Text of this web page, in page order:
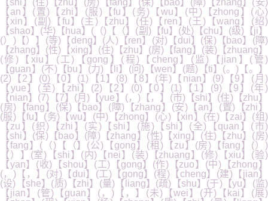
【shi】(住)【zhu】(房)【fang】(保)【bao】(障)【zhang】(安)
【an】(置)【zhi】(服)【fu】(务)【wu】(中)【zhong】(心)
【xin】(副)【fu】(主)【zhu】(任)【ren】(王)【wang】(绍)
【shao】(华)【hua】(（)【（】(副)【fu】(处)【chu】(级)【ji】
(）)【）】(等)【deng】(人)【ren】(对)【dui】(保)【bao】(障)
【zhang】(性)【xing】(住)【zhu】(房)【fang】(装)【zhuang】
(修)【xiu】(工)【gong】(程)【cheng】(监)【jian】(管)
【guan】(不)【bu】(力)【li】(问)【wen】(题)【ti】(。)【。】
(2)【2】(0)【0】(1)【1】(8)【8】(年)【nian】(9)【9】(月)
【yue】(至)【zhi】(2)【2】(0)【0】(1)【1】(9)【9】(年)
【nian】(7)【7】(月)【yue】(，)【，】(市)【shi】(住)【zhu】
(房)【fang】(保)【bao】(障)【zhang】(安)【an】(置)【zhi】
(服)【fu】(务)【wu】(中)【zhong】(心)【xin】(在)【zai】(组)
【zu】(织)【zhi】(实)【shi】(施)【shi】(全)【quan】(市)
【shi】(保)【bao】(障)【zhang】(性)【xing】(住)【zhu】(房)
【fang】(（)【（】(公)【gong】(租)【zu】(房)【fang】(）)
【）】(室)【shi】(内)【nei】(装)【zhuang】(修)【xiu】(验)
【yan】(收)【shou】(工)【gong】(作)【zuo】(中)【zhong】
(，)【，】(对)【dui】(工)【gong】(程)【cheng】(建)【jian】
(设)【she】(质)【zhi】(量)【liang】(疏)【shu】(于)【yu】(监)
【jian】(管)【guan】(，)【，】(未)【wei】(开)【kai】(展)